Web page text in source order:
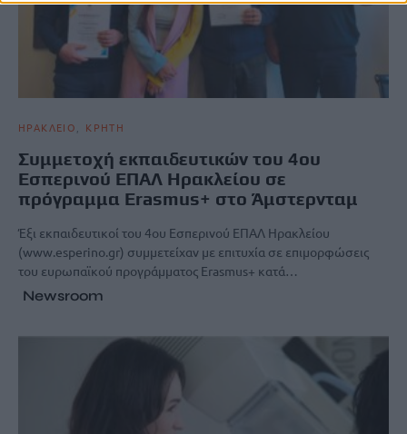
ΗΡΑΚΛΕΙΟ ΚΡΗΤΗ
Συμμετοχή εκπαιδευτικών του 4ου
Εσπερινού ΕΠΑΛ Ηρακλείου σε
πρόγραμμα Erasmus+ στο Άμστερνταμ
Έξι εκπαιδευτικοί του 4ου Εσπερινού ΕΠΑΛ Ηρακλείου
(www.esperino.gr) συμμετείχαν με επιτυχία σε επιμορφώσεις
του ευρωπαϊκού προγράμματος Erasmus+ κατά…
Newsroom